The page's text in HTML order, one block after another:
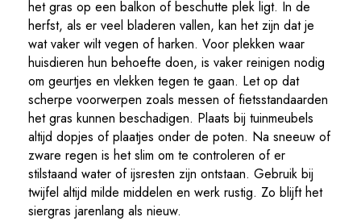
het gras op een balkon of beschutte plek ligt. In de
herfst, als er veel bladeren vallen, kan het zijn dat je
wat vaker wilt vegen of harken. Voor plekken waar
huisdieren hun behoefte doen, is vaker reinigen nodig
om geurtjes en vlekken tegen te gaan. Let op dat
scherpe voorwerpen zoals messen of fietsstandaarden
het gras kunnen beschadigen. Plaats bij tuinmeubels
altijd dopjes of plaatjes onder de poten. Na sneeuw of
zware regen is het slim om te controleren of er
stilstaand water of ijsresten zijn ontstaan. Gebruik bij
twijfel altijd milde middelen en werk rustig. Zo blijft het
siergras jarenlang als nieuw.